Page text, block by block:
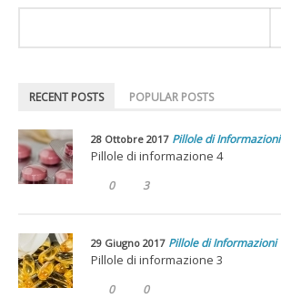
RECENT POSTS POPULAR POSTS
28 Ottobre 2017 Pillole di Informazioni
Pillole di informazione 4
0 3
29 Giugno 2017 Pillole di Informazioni
Pillole di informazione 3
0 0